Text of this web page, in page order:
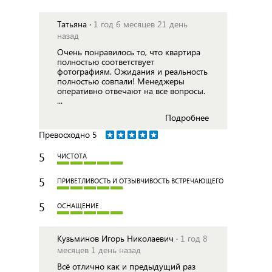
Татьяна · 1 год 6 месяцев 21 день
назад
Очень понравилось то, что квартира
полностью соответствует
фотографиям. Ожидания и реальность
полностью совпали! Менеджеры
оперативно отвечают на все вопросы.
...
Подробнее
Превосходно 5
5 ЧИСТОТА
5 ПРИВЕТЛИВОСТЬ И ОТЗЫВЧИВОСТЬ ВСТРЕЧАЮЩЕГО
5 ОСНАЩЕНИЕ
Кузьминов Игорь Николаевич · 1 год 8
месяцев 1 день назад
Всё отлично как и предыдущий раз